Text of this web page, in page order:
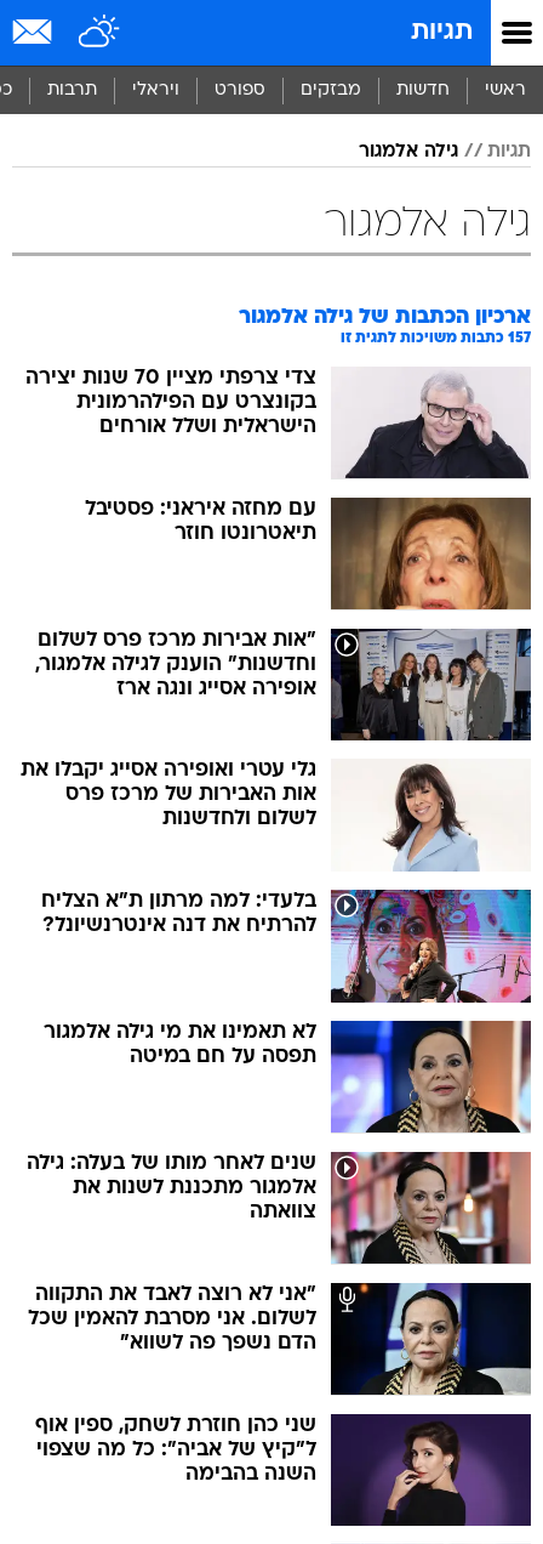
תגיות
ראשי חדשות מבזקים ספורט ויראלי תרבות
תגיות גילה אלמגור
גילה אלמגור
ארכיון הכתבות של גילה אלמגור
157 כתבות משויכות לתגית זו
צדי צרפתי מציין 70 שנות יצירה
בקונצרט עם הפילהרמונית
הישראלית ושלל אורחים
עם מחזה איראני: פסטיבל
תיאטרונטו חוזר
"אות אבירות מרכז פרס לשלום
וחדשנות" הוענק לגילה אלמגור,
אופירה אסייג ונגה ארז
גלי עטרי ואופירה אסייג יקבלו את
אות האבירות של מרכז פרס
לשלום ולחדשנות
בלעדי: למה מרתון ת"א הצליח
להרתיח את דנה אינטרנשיונל?
לא תאמינו את מי גילה אלמגור
תפסה על חם במיטה
שנים לאחר מותו של בעלה: גילה
אלמגור מתכננת לשנות את
צוואתה
"אני לא רוצה לאבד את התקווה
לשלום. אני מסרבת להאמין שכל
הדם נשפך פה לשווא"
שני כהן חוזרת לשחק, ספין אוף
ל"קיץ של אביה": כל מה שצפוי
השנה בהבימה